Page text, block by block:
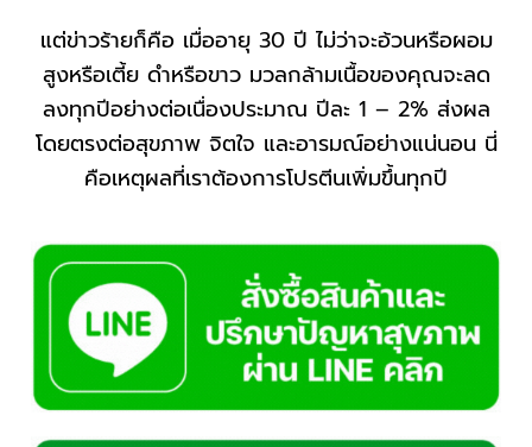
แต่ข่าวร้ายก็คือ เมื่ออายุ 30 ปี ไม่ว่าจะอ้วนหรือผอม
สูงหรือเตี้ย ดำหรือขาว มวลกล้ามเนื้อของคุณจะลด
ลงทุกปีอย่างต่อเนื่องประมาณ ปีละ 1 – 2% ส่งผล
โดยตรงต่อสุขภาพ จิตใจ และอารมณ์อย่างแน่นอน นี่
คือเหตุผลที่เราต้องการโปรตีนเพิ่มขึ้นทุกปี